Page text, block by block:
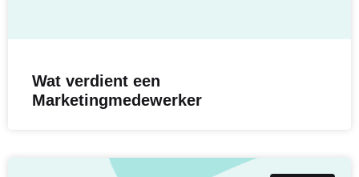
Wat verdient een
Marketingmedewerker